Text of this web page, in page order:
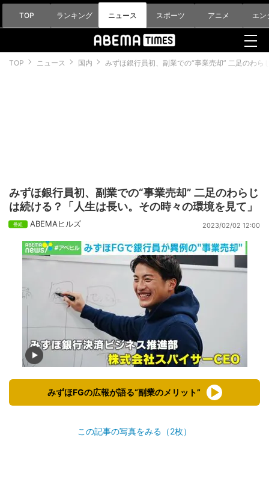
TOP ランキング ニュース スポーツ アニメ エン
TOP ニュース 国内 みずほ銀行員初、副業での“事業売却” 二足のわ
みずほ銀行員初、副業での“事業売却” 二足のわらじ
は続ける？「人生は長い。その時々の環境を見て」
ABEMAヒルズ 2023/02/02 12:00
みずほFGの広報が語る“副業のメリット”
この記事の写真をみる（2枚）